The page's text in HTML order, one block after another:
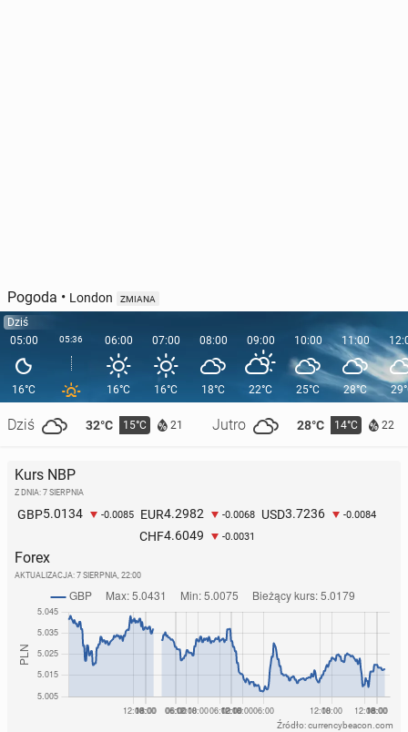
Pogoda • London ZMIANA
Dziś
05:00
16°C
Dziś 32°C 15°C 21 Jutro 28°C 14°C 22
05:36 06:00
16°C
07:00
16°C
08:00
18°C
09:00
22°C
10:00
25°C
11:00
28°C
Kurs NBP
Z DNIA: 7 SIERPNIA
GBP5.0134 -0.0085 EUR4.2982 -0.0068 USD3.7236 -0.0084
CHF4.6049 -0.0031
Forex
AKTUALIZACJA: 7 SIERPNIA, 22:00
Źródło: currencybeacon.com